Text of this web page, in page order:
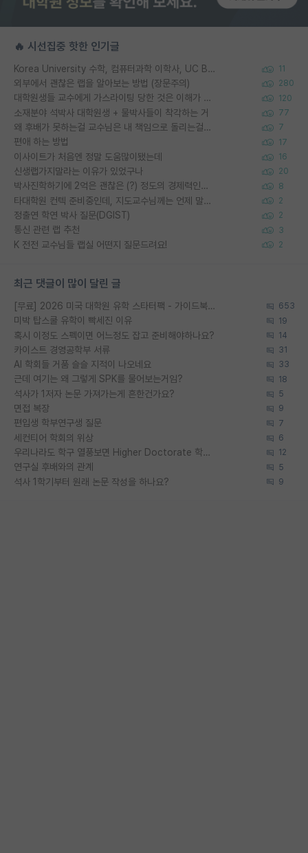
🔥 시선집중 핫한 인기글
Korea University 수학, 컴퓨터과학 이학사, UC Berkeley 산업공학 대학원 공학박사가 되는 것은 쉽지 않겠죠? 11
외부에서 괜찮은 랩을 알아보는 방법 (장문주의) 280
대학원생들 교수에게 가스라이팅 당한 것은 이해가 갑니다. 안타깝네요. 120
소재분야 석박사 대학원생 + 물박사들이 착각하는 거 77
왜 후배가 못하는걸 교수님은 내 책임으로 돌리는걸까요? 7
편애 하는 방법 17
이사이트가 처음엔 정말 도움많이됐는데 16
신생랩가지말라는 이유가 있었구나 20
박사진학하기에 2억은 괜찮은 (?) 정도의 경제력인가요 8
타대학원 컨텍 준비중인데, 지도교수님께는 언제 말씀드려야 할까요? 2
정출연 학연 박사 질문(DGIST) 2
통신 관련 랩 추천 3
K 전전 교수님들 랩실 어떤지 질문드려요! 2
최근 댓글이 많이 달린 글
[무료] 2026 미국 대학원 유학 스타터팩 - 가이드북 & 합격자 컨택메일 템플릿 653
미박 탑스쿨 유학이 빡세진 이유 19
혹시 이정도 스펙이면 어느정도 잡고 준비해야하나요? 14
카이스트 경영공학부 서류 31
AI 학회들 거품 슬슬 지적이 나오네요 33
근데 여기는 왜 그렇게 SPK를 물어보는거임? 18
석사가 1저자 논문 가져가는게 흔한건가요? 5
면접 복장 9
편입생 학부연구생 질문 7
세컨티어 학회의 위상 6
우리나라도 학구 열풍보면 Higher Doctorate 학위가 필요하다고 봅니다. 12
연구실 후배와의 관계 5
석사 1학기부터 원래 논문 작성을 하나요? 9